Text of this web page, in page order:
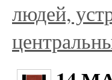
людей,